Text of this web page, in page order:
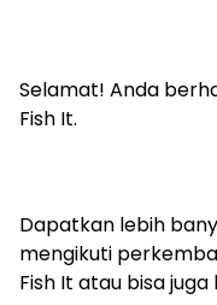
Selamat! Anda
Fish It.
Dapatkan lebih
mengikuti
Fish It atau bisa